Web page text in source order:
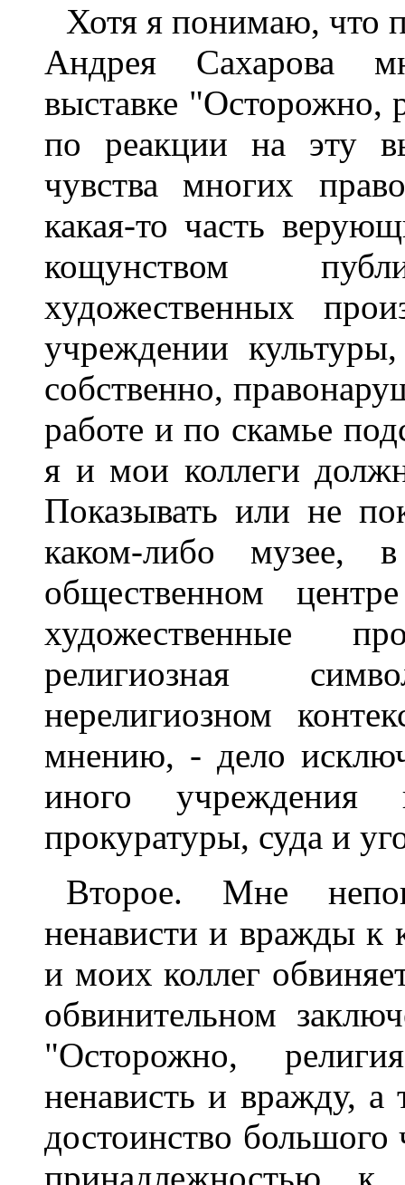
Хотя я понимаю, что
Андрея Сахарова
выставке "Осторожно,
по реакции на эту
чувства многих
какая-то часть
кощунством
художественных
учреждении
собственно,
работе и по скамье
я и мои коллеги
Показывать или не
каком-либо
общественном
художественные
религиозная
нерелигиозном
мнению, - дело
иного
прокуратуры, суда и
Второе. Мне
ненависти и вражды к
и моих коллег
обвинительном
"Осторожно,
ненависть и вражду, а
достоинство
принадлежностью к